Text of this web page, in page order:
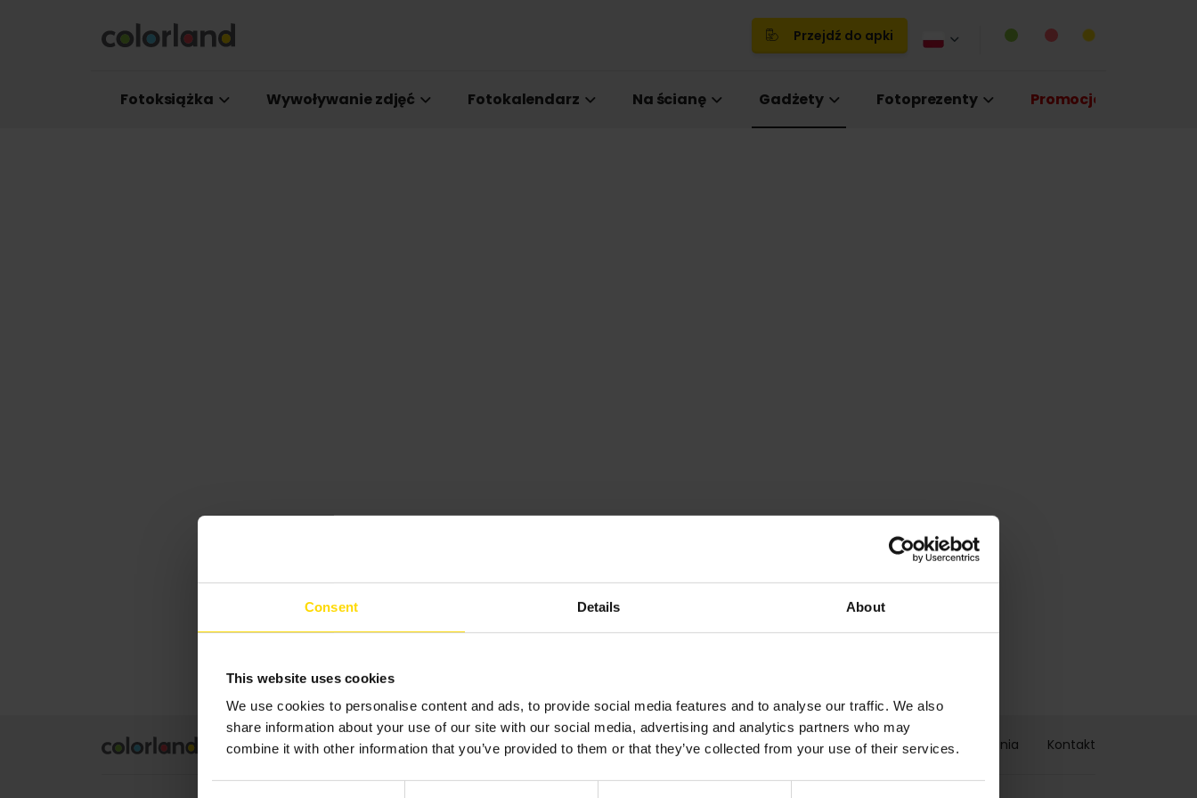
Consent Details About
This website uses cookies
We use cookies to personalise content and ads, to provide social media features and to analyse our traffic. We also
share information about your use of our site with our social media, advertising and analytics partners who may
combine it with other information that you’ve provided to them or that they’ve collected from your use of their services.
Przejdź do apki
Fotoksiążka Wywoływanie zdjęć Fotokalendarz Na ścianę Gadżety Fotoprezenty Promocje
Aplikacja mobilna Blog Baza wiedzy Realizacja i dostawa Cennik Status zamówienia Kontakt